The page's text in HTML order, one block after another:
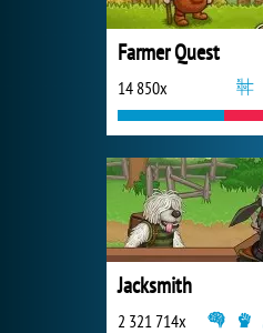
Farmer Quest
14 850x
Jacksmith
2 321 714x